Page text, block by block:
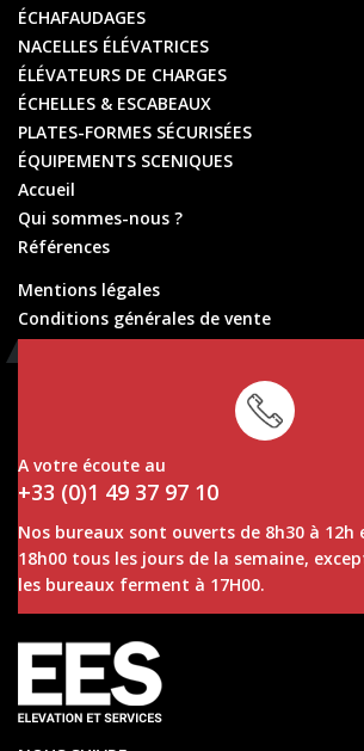
ÉCHAFAUDAGES
NACELLES ÉLÉVATRICES
ÉLÉVATEURS DE CHARGES
ÉCHELLES & ESCABEAUX
PLATES-FORMES SÉCURISÉES
ÉQUIPEMENTS SCENIQUES
Accueil
Qui sommes-nous ?
Références
Mentions légales
Conditions générales de vente
Conditions générales de location
A votre écoute au
+33 (0)1 49 37 97 10
Nos bureaux sont ouverts de 8h30 à 12h
18h00 tous les jours de la semaine,
les bureaux ferment à 17H00.